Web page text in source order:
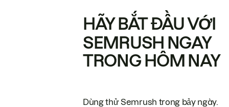
HÃY BẮT ĐẦU VỚI
SEMRUSH NGAY
TRONG HÔM NAY
Dùng thử Semrush trong bảy ngày.